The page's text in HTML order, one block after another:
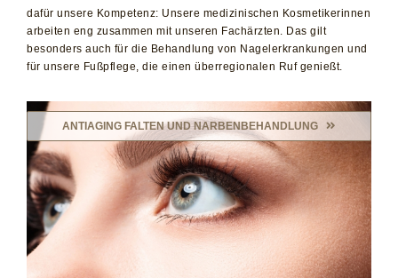
dafür unsere Kompetenz: Unsere medizinischen Kosmetikerinnen
arbeiten eng zusammen mit unseren Fachärzten. Das gilt
besonders auch für die Behandlung von Nagelerkrankungen und
für unsere Fußpflege, die einen überregionalen Ruf genießt.
ANTIAGING FALTEN UND NARBENBEHANDLUNG